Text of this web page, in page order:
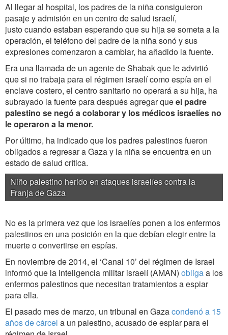
Al llegar al hospital, los padres de la niña consiguieron
pasaje y admisión en un centro de salud israelí,
justo cuando estaban esperando que su hija se someta a la
operación, el teléfono del padre de la niña sonó y sus
expresiones comenzaron a cambiar, ha añadido la fuente.
Era una llamada de un agente de Shabak que le advirtió
que si no trabaja para el régimen israelí como espía en el
enclave costero, el centro sanitario no operará a su hija, ha
subrayado la fuente para después agregar queel padre
palestino se negó a colaborary los médicos israelíes no
le operaron a la menor.
Por último, ha indicado que los padres palestinos fueron
obligados a regresar a Gaza y la niña se encuentra en un
estado de salud crítica.
Niño palestino herido en ataques israelíes contra la
Franja de Gaza
No es la primera vez que los israelíes ponen a los enfermos
palestinos en una posición en la que debían elegir entre la
muerte o convertirse en espías.
En noviembre de 2014, el ‘Canal 10’ del régimen de Israel
informó que la inteligencia militar israelí (AMAN) obligaa los
enfermos palestinos que necesitan tratamientos a espiar
para ella.
El pasado mes de marzo, un tribunal en Gazacondenó a 15
años de cárcel a un palestino, acusado de espiar para el